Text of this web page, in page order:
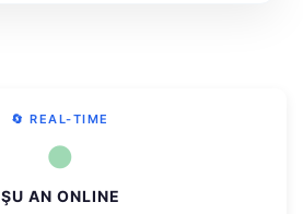
🔄 REAL-TIME
●
ŞU AN ONLINE